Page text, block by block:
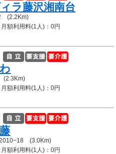
ラ藤沢湘南台
(2.2Km)
額利用料(1人)：0円
(2.3Km)
額利用料(1人)：0円
2010−18 (3.0Km)
額利用料(1人)：0円